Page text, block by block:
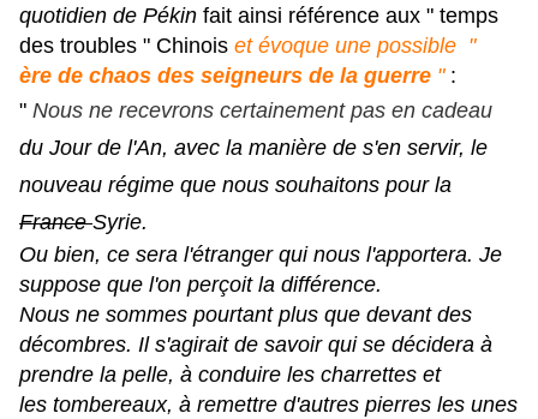
quotidien de Pékin fait ainsi référence aux " temps
des troubles " Chinois et évoque une possible "
ère de chaos des seigneurs de la guerre " :
" Nous ne recevrons certainement pas en cadeau
du Jour de l'An, avec la manière de s'en servir, le
nouveau régime que nous souhaitons pour la
FranceSyrie.
Ou bien, ce sera l'étranger qui nous l'apportera. Je
suppose que l'on perçoit la différence.
Nous ne sommes pourtant plus que devant des
décombres. Il s'agirait de savoir qui se décidera à
prendre la pelle, à conduire les charrettes et
les tombereaux, à remettre d'autres pierres les unes